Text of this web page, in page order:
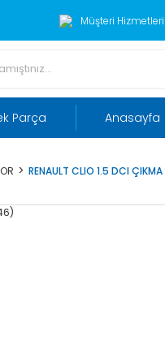
Müşteri Hizmetleri
Parça Anasayfa
RENAULT CLIO 1.5 DCI